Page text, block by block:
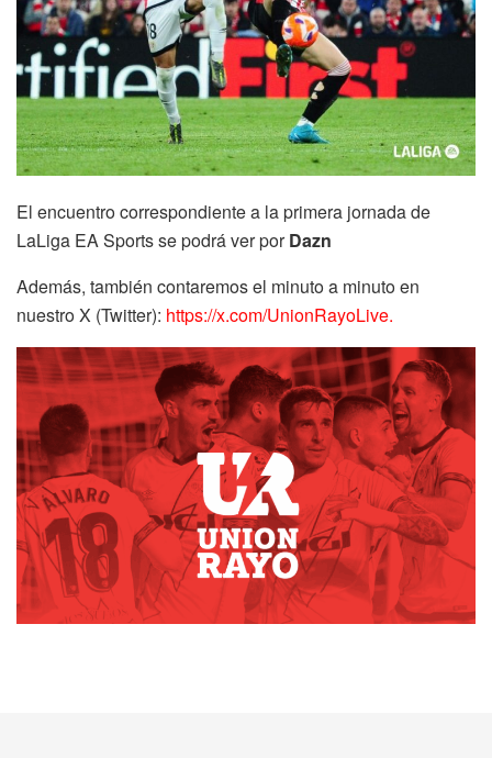
El encuentro correspondiente a la primera jornada de
LaLiga EA Sports se podrá ver porDazn
Además, también contaremos el minuto a minuto en
nuestro X (Twitter): https://x.com/UnionRayoLive.